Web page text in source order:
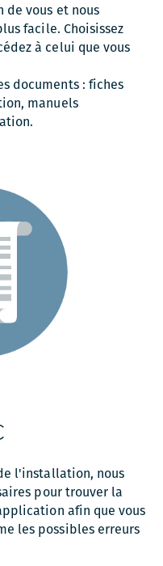
de vous et nous
facile. Choisissez
à celui que vous
documents : fiches
manuels
l'installation, nous
pour trouver la
afin que vous
les possibles erreurs